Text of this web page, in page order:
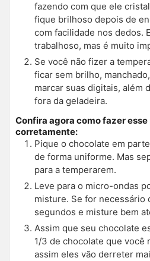
fazendo com que ele
fique brilhoso depois de
com facilidade nos dedos.
trabalhoso, mas é muito
Se você não fizer a
ficar sem brilho,
marcar suas digitais, além
fora da geladeira.
Confira agora como fazer
corretamente:
Pique o chocolate em
de forma uniforme. Mas
para a temperarem.
Leve para o micro-ondas
misture. Se for necessário
segundos e misture bem
Assim que seu chocolate
1/3 de chocolate que você
assim eles vão derreter